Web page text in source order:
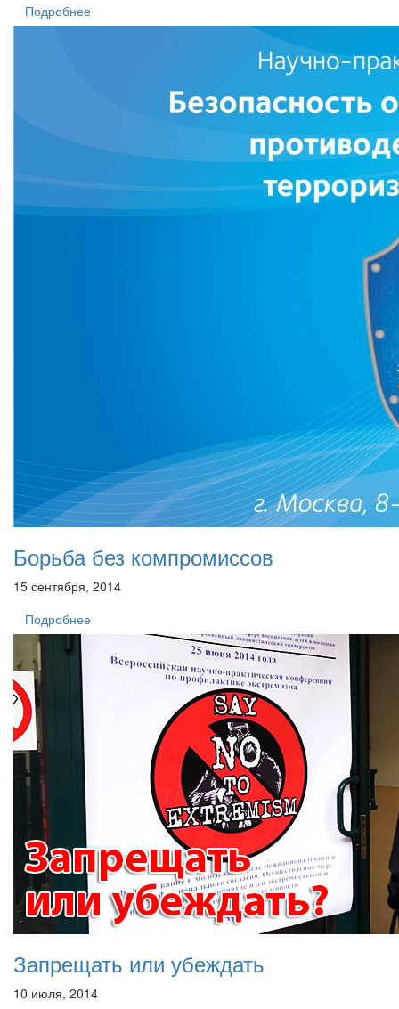
Подробнее
Борьба без компромиссов
15 сентября, 2014
Подробнее
Запрещать или убеждать
10 июля, 2014